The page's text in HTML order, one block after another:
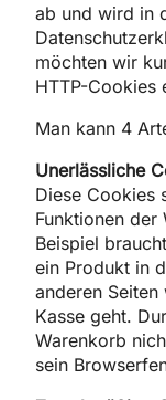
ab und wird in
möchten wir
HTTP-Cookies
Man kann 4
Unerlässliche
Diese Cookies
Funktionen der
Beispiel
ein Produkt in
anderen
Kasse geht.
Warenkorb
sein